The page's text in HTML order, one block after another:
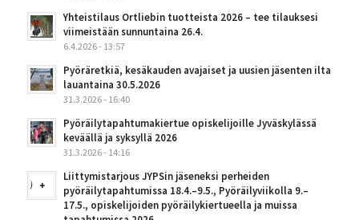
Yhteistilaus Ortliebin tuotteista 2026 – tee tilauksesi
viimeistään sunnuntaina 26.4.
6.4.2026 - 13:57
Pyöräretkiä, kesäkauden avajaiset ja uusien jäsenten ilta
lauantaina 30.5.2026
31.3.2026 - 16:40
Pyöräilytapahtumakiertue opiskelijoille Jyväskylässä
keväällä ja syksyllä 2026
31.3.2026 - 14:16
Liittymistarjous JYPSin jäseneksi perheiden
pyöräilytapahtumissa 18.4.–9.5., Pyöräilyviikolla 9.–
17.5., opiskelijoiden pyöräilykiertueella ja muissa